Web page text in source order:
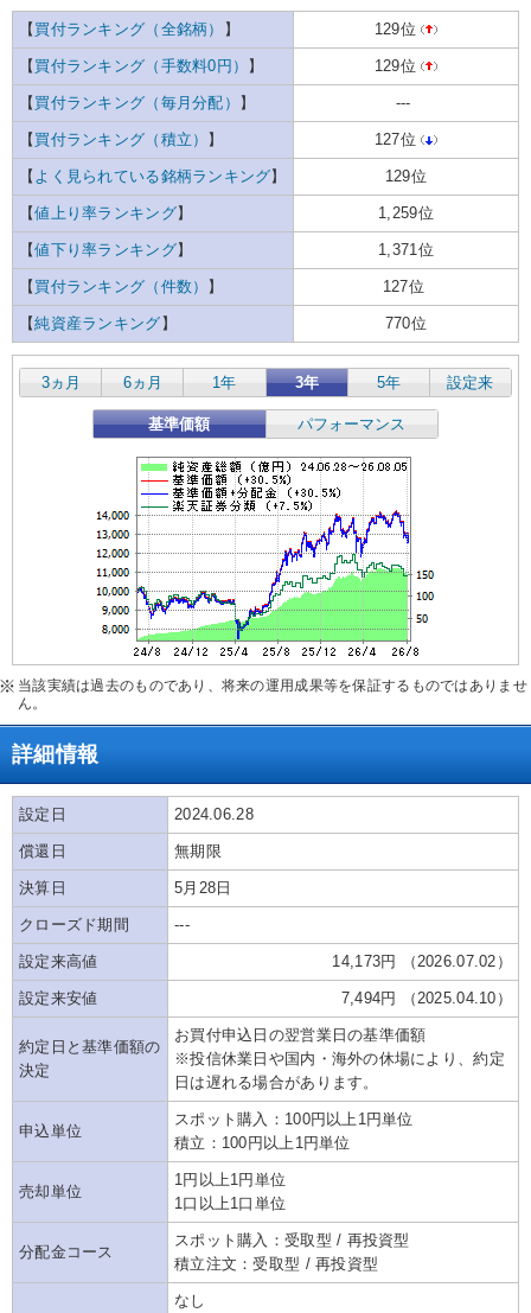
【 買付ランキング（全銘柄） 】 129位
【 買付ランキング（手数料0円） 】 129位
【 買付ランキング（毎月分配） 】 ---
【 買付ランキング（積立） 】 127位
【 よく見られている銘柄ランキング】 129位
【値上り率ランキング】 1,259位
【値下り率ランキング】 1,371位
【 買付ランキング（件数） 】 127位
【純資産ランキング 】 770位
3ヵ月 6ヵ月 1年 3年 5年 設定来
基準価額 パフォーマンス
当該実績は過去のものであり、将来の運用成果等を保証するものではありませ
ん。
詳細情報
設定日 2024.06.28
償還日 無期限
決算日 5月28日
クローズド期間 ---
設定来高値 14,173円 （2026.07.02）
設定来安値 7,494円 （2025.04.10）
約定日と基準価額の
決定
お買付申込日の翌営業日の基準価額
※投信休業日や国内・海外の休場により、約定
日は遅れる場合があります。
申込単位
スポット購入：100円以上1円単位
積立：100円以上1円単位
売却単位
1円以上1円単位
1口以上1口単位
分配金コース
スポット購入：受取型 / 再投資型
積立注文：受取型 / 再投資型
なし